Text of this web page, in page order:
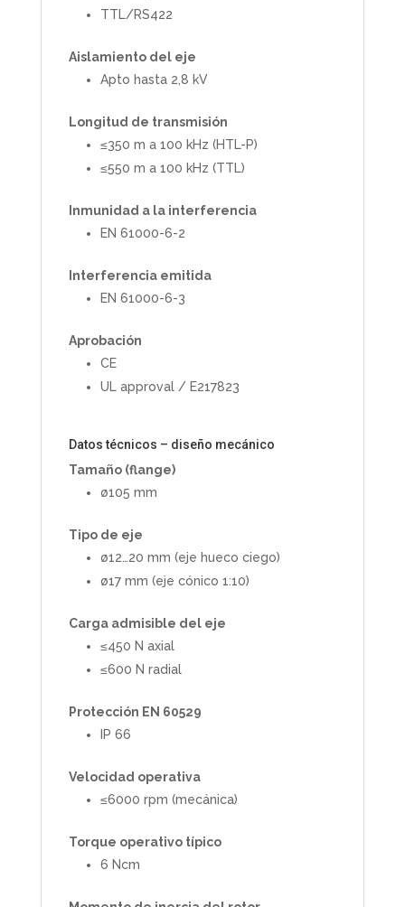
TTL/RS422
Aislamiento del eje
Apto hasta 2,8 kV
Longitud de transmisión
≤350 m a 100 kHz (HTL-P)
≤550 m a 100 kHz (TTL)
Inmunidad a la interferencia
EN 61000-6-2
Interferencia emitida
EN 61000-6-3
Aprobación
CE
UL approval / E217823
Datos técnicos – diseño mecánico
Tamaño (flange)
ø105 mm
Tipo de eje
ø12…20 mm (eje hueco ciego)
ø17 mm (eje cónico 1:10)
Carga admisible del eje
≤450 N axial
≤600 N radial
Protección EN 60529
IP 66
Velocidad operativa
≤6000 rpm (mecánica)
Torque operativo típico
6 Ncm